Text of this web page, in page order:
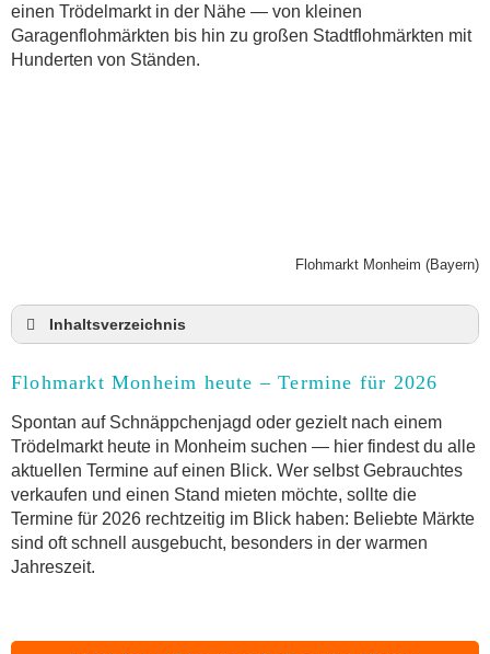
einen Trödelmarkt in der Nähe — von kleinen
Garagenflohmärkten bis hin zu großen Stadtflohmärkten mit
Hunderten von Ständen.
Flohmarkt Monheim (Bayern)
Inhaltsverzeichnis
Anmeldung & Standgebühr auf dem Trödelmarkt
Online-Flohmarkt Monheim
Welche Trödelmarkt-Typen gibt es?
Aktuelle Flohmarkt-Termine für Monheim und
Umgebung
Kleinanzeigen Monheim als Alternative zum
Trödelmarkt
Flohmarkt-Termin melden
Flohmarkt Monheim heute – Termine für 2026
Spontan auf Schnäppchenjagd oder gezielt nach einem
Trödelmarkt heute in Monheim suchen — hier findest du alle
aktuellen Termine auf einen Blick. Wer selbst Gebrauchtes
verkaufen und einen Stand mieten möchte, sollte die
Termine für 2026 rechtzeitig im Blick haben: Beliebte Märkte
sind oft schnell ausgebucht, besonders in der warmen
Jahreszeit.